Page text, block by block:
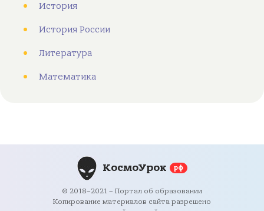
История
История России
Литература
Математика
КосмоУрок рф
© 2018–2021 – Портал об образовании
Копирование материалов сайта разрешено